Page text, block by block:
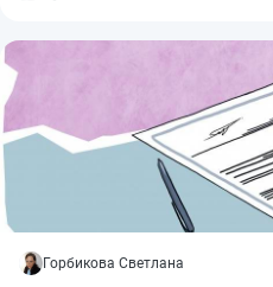
Горбикова Светлана